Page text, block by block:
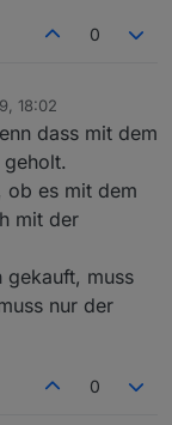
0
18:02
dass mit dem
ob es mit dem
mit der
gekauft, muss
nur der
0